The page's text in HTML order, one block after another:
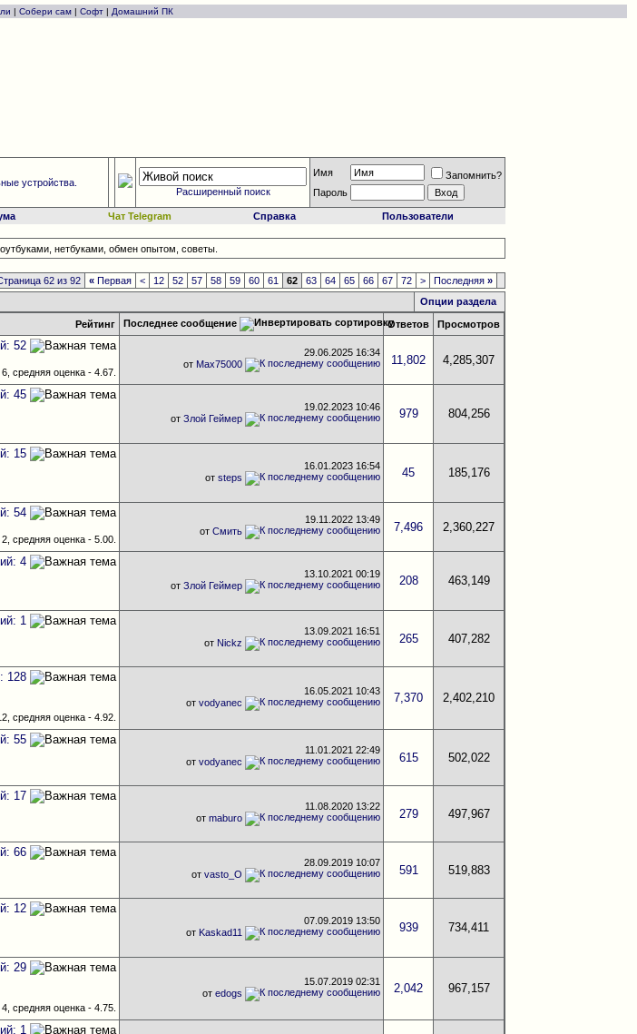
| Собери сам | Софт | Домашний ПК
устройства.
Расширенный поиск
Имя
Запомнить?
Пароль
Чат Telegram Справка Пользователи
нетбуками, обмен опытом, советы.
62 из 92 « Первая < 12 52 57 58 59 60 61 62 63 64 65 66 67 72 > Последняя»
Опции раздела
Рейтинг Последнее сообщение Ответов Просмотров
29.06.2025 16:34
от Max75000 11,802 4,285,307
19.02.2023 10:46
отЗлой Геймер 979 804,256
16.01.2023 16:54
отsteps 45 185,176
19.11.2022 13:49
отСмить 7,496 2,360,227
13.10.202100:19
отЗлой Геймер 208 463,149
13.09.2021 16:51
от Nickz 265 407,282
16.05.2021 10:43
отvodyanec 7,370 2,402,210
11.01.202122:49
отvodyanec 615 502,022
11.08.2020 13:22
отmaburo 279 497,967
28.09.2019 10:07
отvasto_O 591 519,883
07.09.2019 13:50
от Kaskad11 939 734,411
15.07.201902:31
отedogs 2,042 967,157